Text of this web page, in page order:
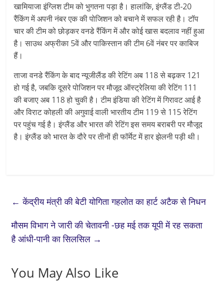
खामियाजा इंग्लिश टीम को भुगतना पड़ा है। हालांकि, इंग्लैंड टी-20
रैंकिंग में अपनी नंबर एक की पोजिशन को बचाने में सफल रही है। टॉप
चार की टीम को छोड़कर वनडे रैंकिंग में और कोई खास बदलाव नहीं हुआ
है। साउथ अफ्रीका 5वें और पाकिस्तान की टीम 6वें नंबर पर काबिज
हैं।
ताजा वनडे रैंकिंग के बाद न्यूजीलैंड की रेटिंग अब 118 से बढ़कर 121
हो गई है, जबकि दूसरे पोजिशन पर मौजूद ऑस्ट्रेलिया की रेटिंग 111
की बजाए अब 118 हो चुकी है। टीम इंडिया की रेटिंग में गिरावट आई है
और विराट कोहली की अगुवाई वाली भारतीय टीम 119 से 115 रेटिंग
पर पहुंच गई है। इंग्लैंड और भारत की रेटिंग इस समय बराबरी पर मौजूद
है। इंग्लैंड को भारत के दौरे पर तीनों ही फॉर्मेट में हार झेलनी पड़ी थी।
← केंद्रीय मंत्री की बेटी योगिता गहलोत का हार्ट अटैक से निधन
मौसम विभाग ने जारी की चेतावनी -छह मई तक यूपी में रह सकता
है आंधी-पानी का सिलसिल →
You May Also Like